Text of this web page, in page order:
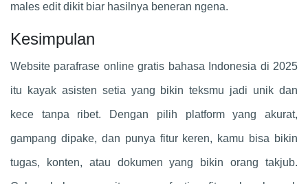
males edit dikit biar hasilnya beneran ngena.
Kesimpulan
Website parafrase online gratis bahasa Indonesia di 2025
itu kayak asisten setia yang bikin teksmu jadi unik dan
kece tanpa ribet. Dengan pilih platform yang akurat,
gampang dipake, dan punya fitur keren, kamu bisa bikin
tugas, konten, atau dokumen yang bikin orang takjub.